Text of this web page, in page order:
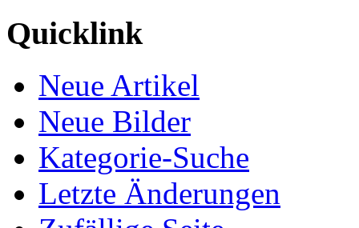
Quicklink
Neue Artikel
Neue Bilder
Kategorie-Suche
Letzte Änderungen